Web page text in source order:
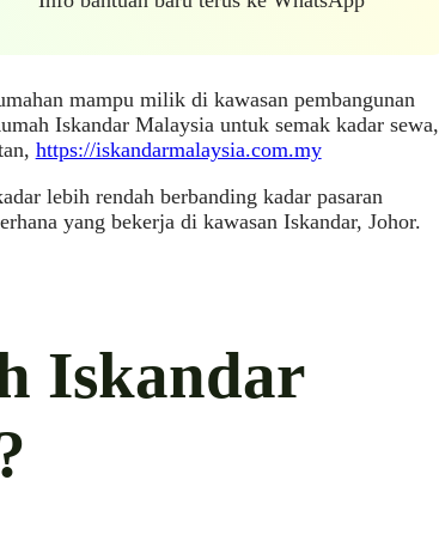
mampu milik di kawasan pembangunan
Iskandar Malaysia untuk semak kadar sewa,
https://iskandarmalaysia.com.my
lebih rendah berbanding kadar pasaran
yang bekerja di kawasan Iskandar, Johor.
Iskandar